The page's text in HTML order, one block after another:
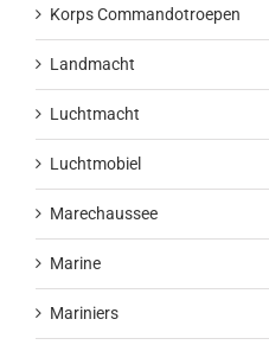
Korps Commandotroepen
Landmacht
Luchtmacht
Luchtmobiel
Marechaussee
Marine
Mariniers